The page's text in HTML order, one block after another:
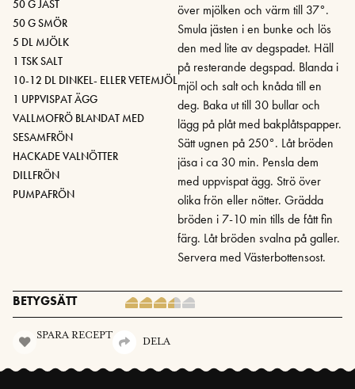
50 G JÄST
50 G SMÖR
5 DL MJÖLK
1 TSK SALT
10-12 DL DINKEL- ELLER VETEMJÖL
1 UPPVISPAT ÄGG
VALLMOFRÖ BLANDAT MED
SESAMFRÖN
HACKADE VALNÖTTER
DILLFRÖN
PUMPAFRÖN
över mjölken och värm till 37°.
Smula jästen i en bunke och lös
den med lite av degspadet. Häll
på resterande degspad. Blanda i
mjöl och salt och knåda till en
deg. Baka ut till 30 bullar och
lägg på plåt med bakplåtspapper.
Sätt ugnen på 250°. Låt bröden
jäsa i ca 30 min. Pensla dem
med uppvispat ägg. Strö över
olika frön eller nötter. Grädda
bröden i 7-10 min tills de fått fin
färg. Låt bröden svalna på galler.
Servera med Västerbottensost.
BETYGSÄTT
SPARA RECEPT
DELA